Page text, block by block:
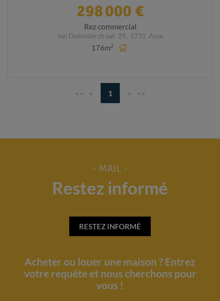
298 000 €
Rez commercial
Jan Dekinderstraat 29, 1731 Asse
176m2
<< < 1 > >>
- MAIL -
Restez informé
RESTEZ INFORMÉ
Acheter ou louer une maison ? Entrez
votre requête et nous cherchons pour
vous !